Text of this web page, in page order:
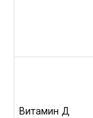
Витамин Д